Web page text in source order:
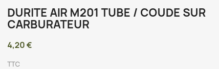
DURITE AIR M201 TUBE / COUDE SUR
CARBURATEUR
4,20 €
TTC